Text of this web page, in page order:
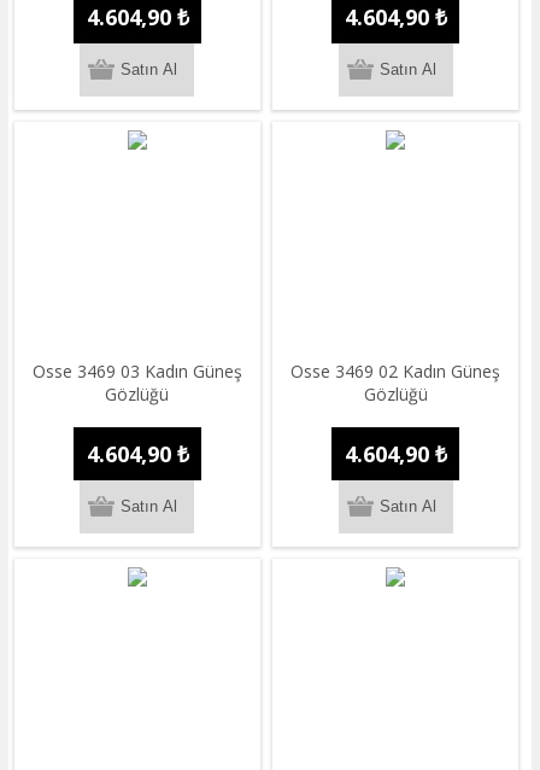
4.604,90 ₺ 4.604,90 ₺
Osse 3469 03 Kadın Güneş
Gözlüğü
4.604,90 ₺
Osse 3469 02 Kadın Güneş
Gözlüğü
4.604,90 ₺